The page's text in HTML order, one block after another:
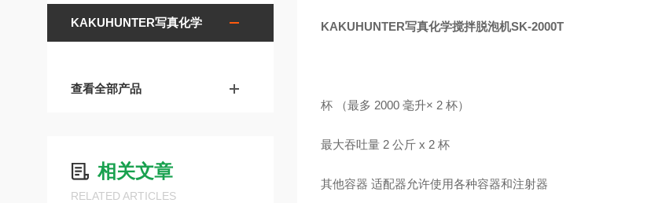
KAKUHUNTER写真化学
查看全部产品
相关文章
RELATED ARTICLES
KAKUHUNTER写真化学搅拌脱泡机SK-2000T
杯 （最多 2000 毫升× 2 杯）
最大吞吐量 2 公斤 x 2 杯
其他容器 适配器允许使用各种容器和注射器